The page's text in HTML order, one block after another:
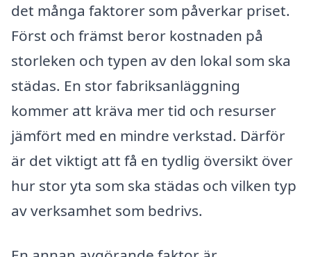
det många faktorer som påverkar priset.
Först och främst beror kostnaden på
storleken och typen av den lokal som ska
städas. En stor fabriksanläggning
kommer att kräva mer tid och resurser
jämfört med en mindre verkstad. Därför
är det viktigt att få en tydlig översikt över
hur stor yta som ska städas och vilken typ
av verksamhet som bedrivs.